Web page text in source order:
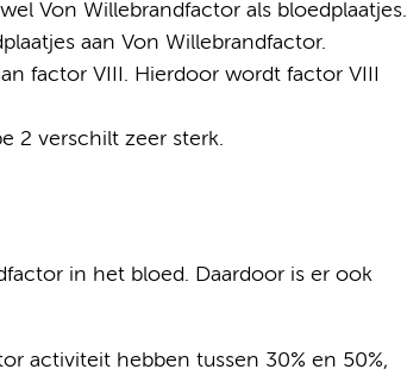
Von Willebrandfactor als bloedplaatjes.
aan Von Willebrandfactor.
factor VIII. Hierdoor wordt factor VIII
2 verschilt zeer sterk.
in het bloed. Daardoor is er ook
activiteit hebben tussen 30% en 50%,